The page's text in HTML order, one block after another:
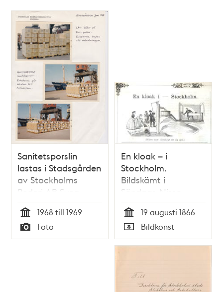
Lista
Karta
träffar
Sanitetsporslin
lastas i Stadsgården
av Stockholms
Rederi AB Svea
Tid
1968 till 1969
Typ
Foto
En kloak – i
Stockholm.
Bildskämt i
Söndags-Nisse –
Illustreradt
Veckoblad för
Skämt, Humor och
Satir, nr 34, den 19
Tid
19 augusti 1866
Typ
Bildkonst